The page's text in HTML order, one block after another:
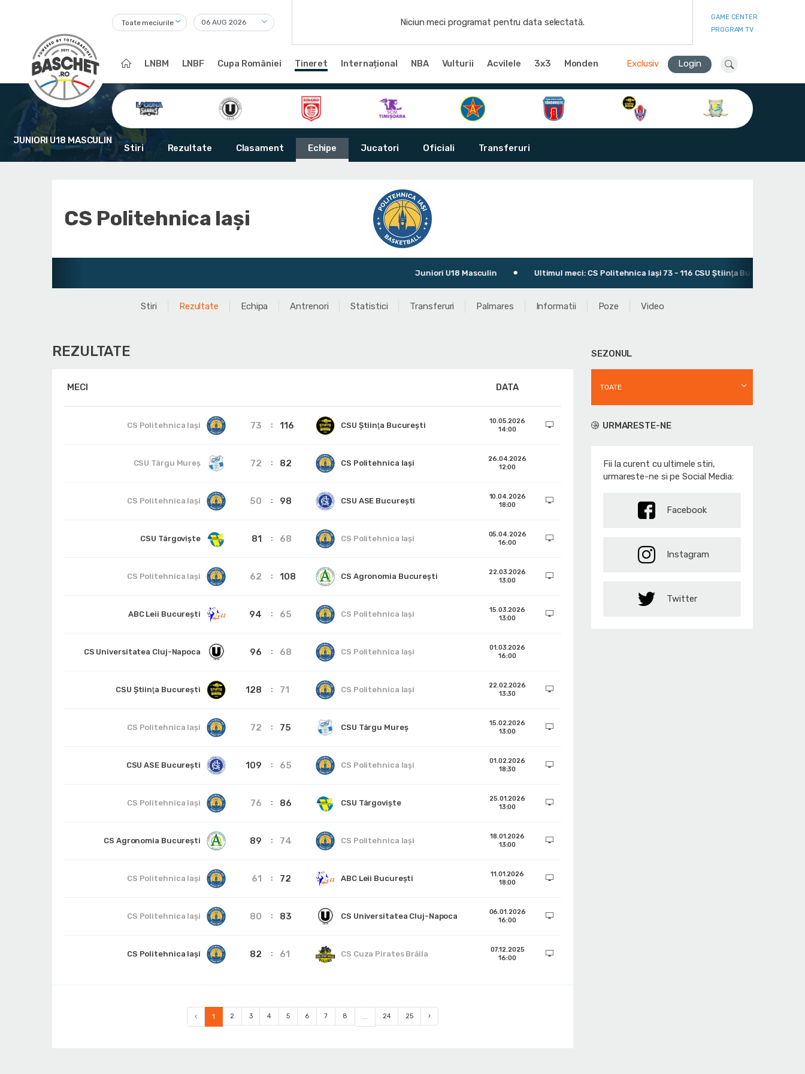
Toate meciurile Niciun meci programat pentru data selectată.
GAME CENTER
PROGRAM TV
LNBM LNBF Cupa României Tineret Internațional NBA Vulturii Acvilele 3x3 Monden Exclusiv Login
JUNIORI U18 MASCULIN
Stiri Rezultate Clasament Echipe Jucatori Oficiali Transferuri
CS Politehnica Iași
Juniori U18 Masculin Ultimul meci: CS Politehnica Iași 73 - 116 CSU Ştiinţa Bucureşti
Stiri Rezultate Echipa Antrenori Statistici Transferuri Palmares Informatii Poze Video
REZULTATE
MECI DATA
CS Politehnica Iași 73 116 CSU Ştiinţa Bucureşti
10.05.2026
14:00
CSU Târgu Mureș 72 82 CS Politehnica Iași
26.04.2026
12:00
CS Politehnica Iași 50 98 CSU ASE București
10.04.2026
18:00
CSU Târgoviște 81 68 CS Politehnica Iași
05.04.2026
16:00
CS Politehnica Iași 62 108 CS Agronomia București
22.03.2026
13:00
ABC Leii București 94 65 CS Politehnica Iași
15.03.2026
13:00
CS Universitatea Cluj-Napoca 96 68 CS Politehnica Iași
01.03.2026
16:00
CSU Ştiinţa Bucureşti 128 71 CS Politehnica Iași
22.02.2026
13:30
CS Politehnica Iași 72 75 CSU Târgu Mureș
15.02.2026
13:00
CSU ASE București 109 65 CS Politehnica Iași
01.02.2026
18:30
CS Politehnica Iași 76 86 CSU Târgoviște
25.01.2026
13:00
CS Agronomia București 89 74 CS Politehnica Iași
18.01.2026
13:00
CS Politehnica Iași 61 72 ABC Leii București
11.01.2026
18:00
CS Politehnica Iași 80 83 CS Universitatea Cluj-Napoca
06.01.2026
16:00
CS Politehnica Iași 82 61 CS Cuza Pirates Brăila
07.12.2025
16:00
‹ 1 2 3 4 5 6 7 8 ... 24 25 ›
SEZONUL
TOATE
URMARESTE-NE
Fii la curent cu ultimele stiri,
urmareste-ne si pe Social Media:
Facebook
Instagram
Twitter